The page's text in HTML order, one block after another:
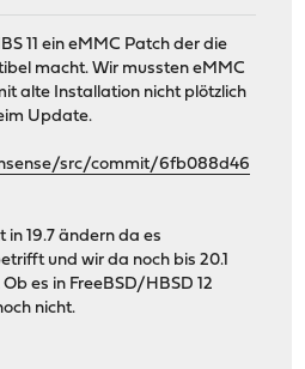
11 ein eMMC Patch der die
macht. Wir mussten eMMC
alte Installation nicht plötzlich
Update.
src/commit/6fb088d46
in 19.7 ändern da es
und wir da noch bis 20.1
es in FreeBSD/HBSD 12
nicht.